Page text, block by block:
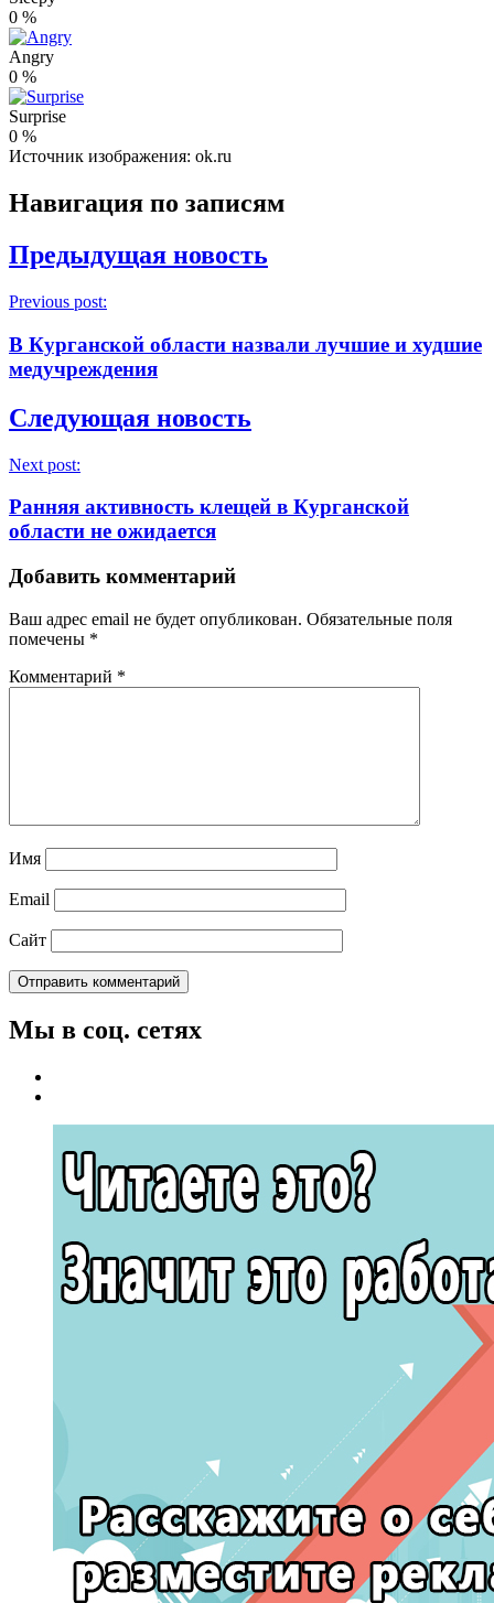
0 %
Angry
0 %
Surprise
0 %
Источник изображения: ok.ru
Навигация по записям
Предыдущая новость
Previous post:
В Курганской области назвали лучшие и худшие
медучреждения
Следующая новость
Next post:
Ранняя активность клещей в Курганской
области не ожидается
Добавить комментарий
Ваш адрес email не будет опубликован. Обязательные поля
помечены *
Комментарий *
Имя
Email
Сайт
Мы в соц. сетях